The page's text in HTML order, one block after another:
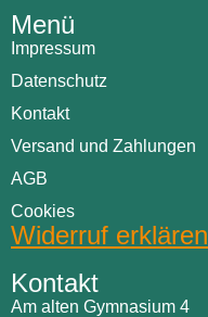
Menü
Impressum
Datenschutz
Kontakt
Versand und Zahlungen
AGB
Cookies
Widerruf erklären
Kontakt
Am alten Gymnasium 4